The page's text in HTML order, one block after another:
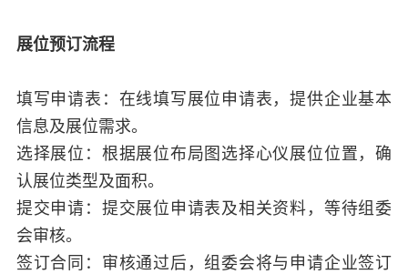
展位预订流程
填写申请表：在线填写展位申请表，提供企业基本
信息及展位需求。
选择展位：根据展位布局图选择心仪展位位置，确
认展位类型及面积。
提交申请：提交展位申请表及相关资料，等待组委
会审核。
签订合同：审核通过后，组委会将与申请企业签订